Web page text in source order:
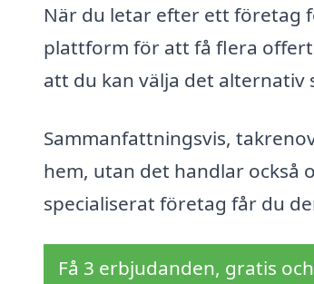
När du letar efter ett företag
plattform för att få flera
att du kan välja det alternativ
Sammanfattningsvis,
hem, utan det handlar också
specialiserat företag får du
Få 3 erbjudanden, gratis